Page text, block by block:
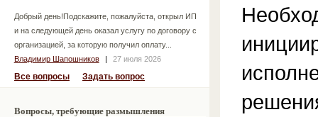
Добрый день!Подскажите, пожалуйста, открыл ИП
и на следующей день оказал услугу по договору с
организацией, за которую получил оплату...
Владимир Шапошников
| 27 июля 2026
Все вопросы Задать вопрос
Вопросы, требующие размышления